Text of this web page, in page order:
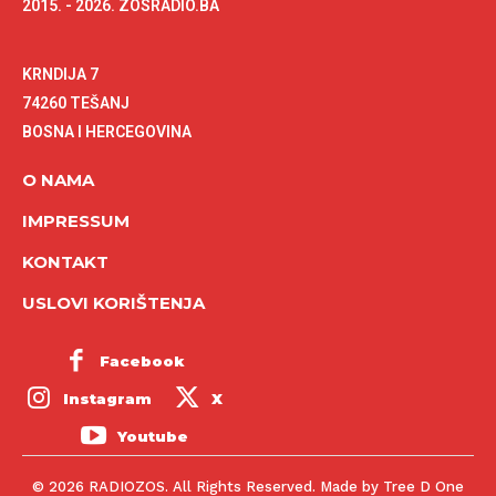
2015. - 2026. ZOSRADIO.BA
KRNDIJA 7
74260 TEŠANJ
BOSNA I HERCEGOVINA
O NAMA
IMPRESSUM
KONTAKT
USLOVI KORIŠTENJA
Facebook
Instagram X
Youtube
© 2026 RADIOZOS. All Rights Reserved. Made by Tree D One